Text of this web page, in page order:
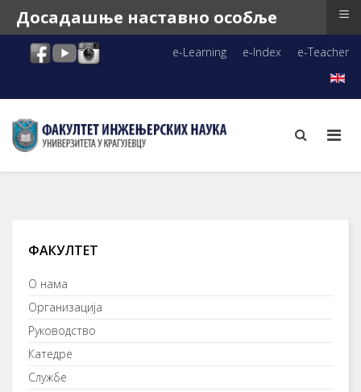
e-Learning e-Index e-Teacher
ФАКУЛТЕТ
О нама
Организација
Руководство
Катедре
Службе
Досадашње наставно особље ≡